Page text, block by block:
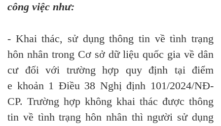
công việc như:
- Khai thác, sửdụng thông tin về tình trạng
hôn nhân trong Cơ sở dữliệu quốc gia về dân
cư đối với trường hợp quy định tại điểm
e khoản1 Điều 38 Nghị định 101/2024/NĐ-
CP. Trường hợp không khai thác được thông
tin về tình trạng hôn nhân thì người sử dụng